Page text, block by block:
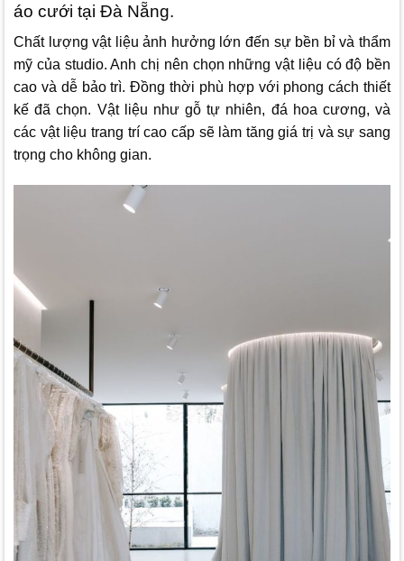
áo cưới tại Đà Nẵng.
Chất lượng vật liệu ảnh hưởng lớn đến sự bền bỉ và thẩm
mỹ của studio. Anh chị nên chọn những vật liệu có độ bền
cao và dễ bảo trì. Đồng thời phù hợp với phong cách thiết
kế đã chọn. Vật liệu như gỗ tự nhiên, đá hoa cương, và
các vật liệu trang trí cao cấp sẽ làm tăng giá trị và sự sang
trọng cho không gian.